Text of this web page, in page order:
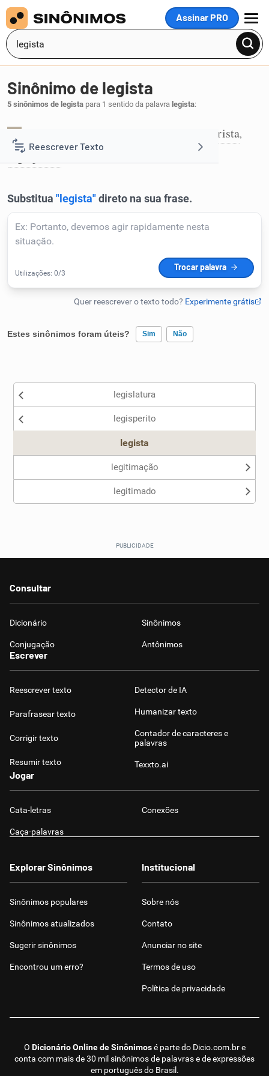
Assinar PRO
MENU
Reescrever Texto
Corrigir Texto
Detector de IA
Conexões
Dicionário
Sinônimo de legista
5 sinônimos de legista para 1 sentido da palavra legista:
jurista,
legisperito
Estes sinônimos foram úteis? Sim Não
Nenhum dos sinônimos apresentados me ajudou
legislatura
legisperito
legista
legitimação
legitimado
Consultar
Dicionário Sinônimos
Conjugação Antônimos
Escrever
Reescrever texto
Parafrasear texto
Corrigir texto
Resumir texto
Detector de IA
Humanizar texto
Contador de caracteres e
palavras
Texxto.ai
Jogar
Cata-letras Conexões
Caça-palavras
O Dicionário Online de Sinônimosé parte do Dicio.com.bre
conta com mais de 30 mil sinônimos de palavras e de expressões
em português do Brasil.
Explorar Sinônimos
Sinônimos populares
Sinônimos atualizados
Sugerir sinônimos
Encontrou um erro?
Institucional
Sobre nós
Contato
Anunciar no site
Termos de uso
Política de privacidade